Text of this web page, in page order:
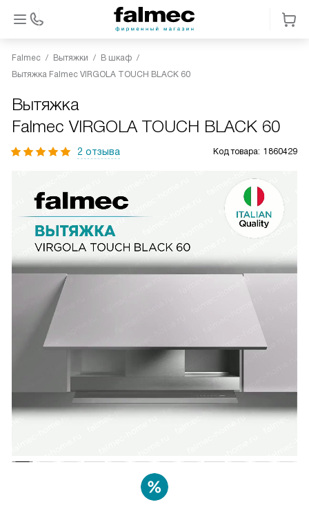
Falmec Вытяжки
В шкаф
Вытяжка Falmec VIRGOLA TOUCH BLACK 60
Вытяжка
Falmec VIRGOLA TOUCH BLACK 60
2 отзыва Код товара: 1860429